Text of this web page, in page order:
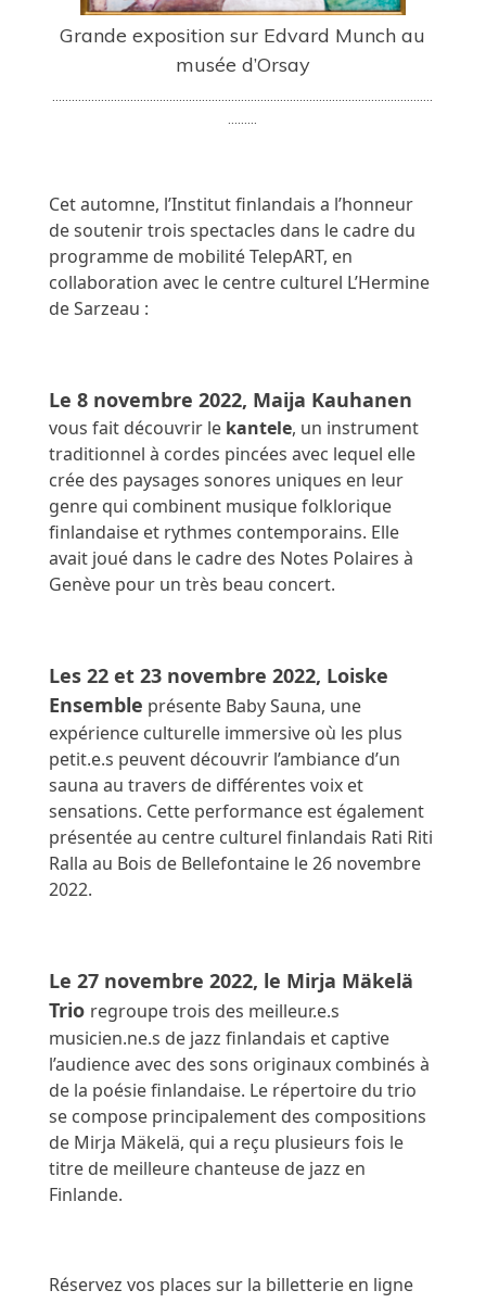
Grande exposition sur Edvard Munch au
musée d’Orsay
Cet automne, l’Institut finlandais a l’honneur
de soutenir trois spectacles dans le cadre du
programme de mobilité TelepART, en
collaboration avec le centre culturel L’Hermine
de Sarzeau :
Le 8 novembre 2022, Maija Kauhanen
vous fait découvrir le kantele, un instrument
traditionnel à cordes pincées avec lequel elle
crée des paysages sonores uniques en leur
genre qui combinent musique folklorique
finlandaise et rythmes contemporains. Elle
avait joué dans le cadre des Notes Polaires à
Genève pour un très beau concert.
Les 22 et 23 novembre 2022, Loiske
Ensemble présente Baby Sauna, une
expérience culturelle immersive où les plus
petit.e.s peuvent découvrir l’ambiance d’un
sauna au travers de différentes voix et
sensations. Cette performance est également
présentée au centre culturel finlandais Rati Riti
Ralla au Bois de Bellefontaine le 26 novembre
2022.
Le 27 novembre 2022, le Mirja Mäkelä
Trio regroupe trois des meilleur.e.s
musicien.ne.s de jazz finlandais et captive
l’audience avec des sons originaux combinés à
de la poésie finlandaise. Le répertoire du trio
se compose principalement des compositions
de Mirja Mäkelä, qui a reçu plusieurs fois le
titre de meilleure chanteuse de jazz en
Finlande.
Réservez vos places sur la billetterie en ligne